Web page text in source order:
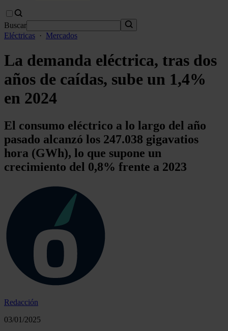
Buscar
Eléctricas · Mercados
La demanda eléctrica, tras dos
años de caídas, sube un 1,4%
en 2024
El consumo eléctrico a lo largo del año
pasado alcanzó los 247.038 gigavatios
hora (GWh), lo que supone un
crecimiento del 0,8% frente a 2023
Redacción
03/01/2025